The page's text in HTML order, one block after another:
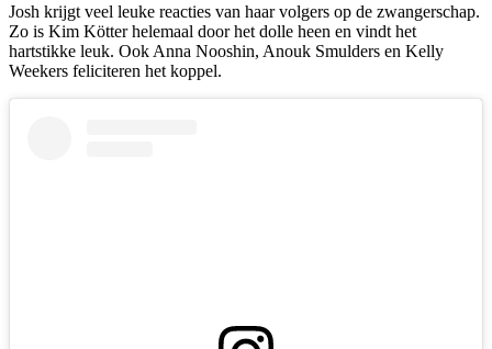
Josh krijgt veel leuke reacties van haar volgers op de zwangerschap.
Zo is Kim Kötter helemaal door het dolle heen en vindt het
hartstikke leuk. Ook Anna Nooshin, Anouk Smulders en Kelly
Weekers feliciteren het koppel.